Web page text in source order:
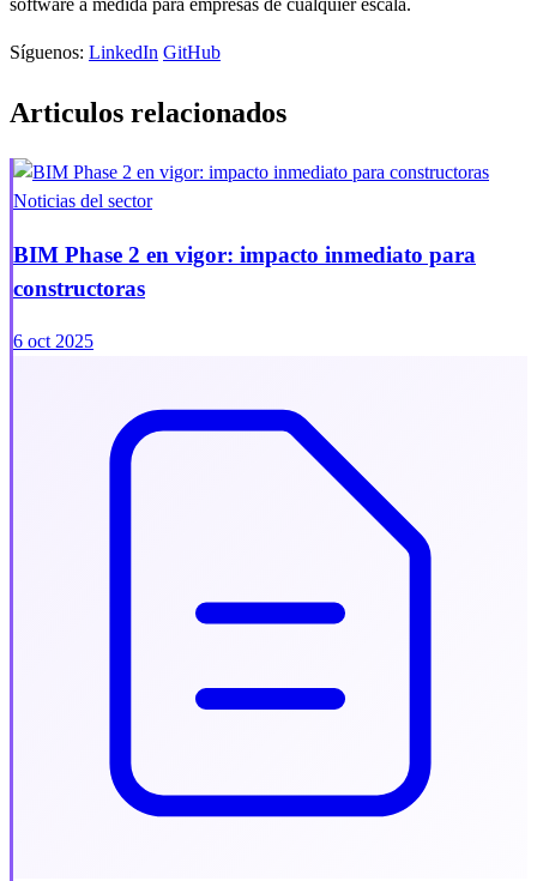
software a medida para empresas de cualquier escala.
Síguenos: LinkedIn GitHub
Articulos relacionados
Noticias del sector
BIM Phase 2 en vigor: impacto inmediato para
constructoras
6 oct 2025